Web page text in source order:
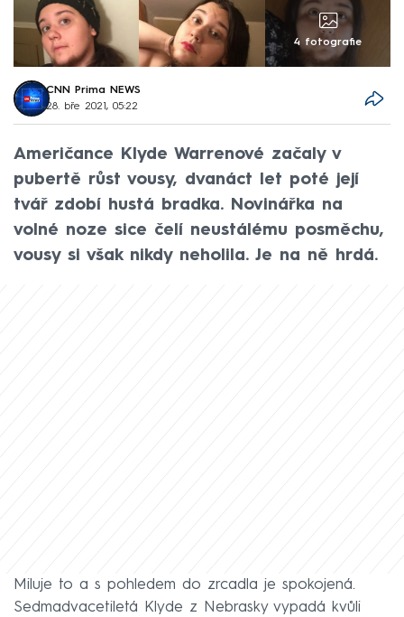
4 fotografie
CNN Prima NEWS
28. bře 2021, 05:22
Američance Klyde Warrenové začaly v
pubertě růst vousy, dvanáct let poté její
tvář zdobí hustá bradka. Novinářka na
volné noze sice čelí neustálému posměchu,
vousy si však nikdy neholila. Je na ně hrdá.
Miluje to a s pohledem do zrcadla je spokojená.
Sedmadvacetiletá Klyde z Nebrasky vypadá kvůli